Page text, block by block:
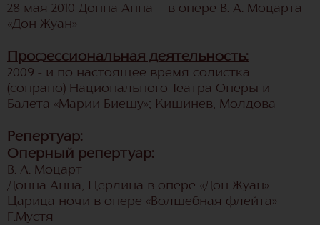
28 мая 2010 Донна Анна - в опере В. А. Моцарта
«Дон Жуан»
Профессиональная деятельность:
2009 - и по настоящее время солистка
(сопрано) Национального Театра Оперы и
Балета «Марии Биешу»; Кишинев, Молдова
Репертуар:
Оперный репертуар:
В. А. Моцарт
Донна Анна, Церлина в опере «Дон Жуан»
Царица ночи в опере «Волшебная флейта»
Г.Мустя